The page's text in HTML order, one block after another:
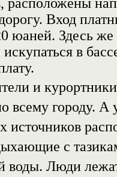
Вход
юаней. Здесь
искупаться в
и курортники
всему городу. А
источников
с
воды. Люди